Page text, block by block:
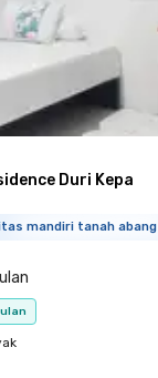
Duri Kepa
mandiri tanah abang